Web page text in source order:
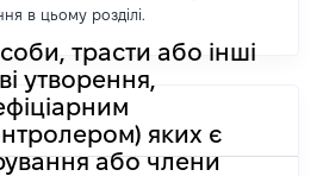
в цьому розділі.
трасти або інші
утворення,
яких є
або члени